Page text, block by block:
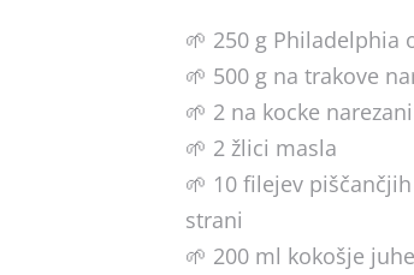
🌱 250 g Philadelphia
🌱 500 g na trakove
🌱 2 na kocke
🌱 2 žlici masla
🌱 10 filejev
strani
🌱 200 ml kokošje juhe